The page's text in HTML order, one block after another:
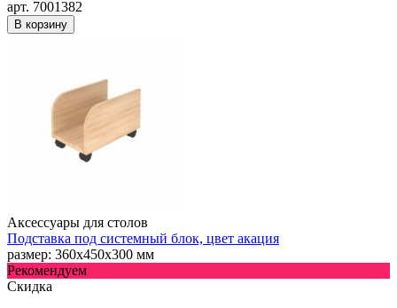
арт. 7001382
В корзину
Аксессуары для столов
Подставка под системный блок, цвет акация
размер: 360х450х300 мм
Рекомендуем
Скидка